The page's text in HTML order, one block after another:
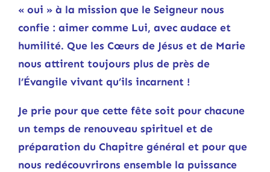
« oui » à la mission que le Seigneur nous
confie : aimer comme Lui, avec audace et
humilité. Que les Cœurs de Jésus et de Marie
nous attirent toujours plus de près de
l’Évangile vivant qu’ils incarnent !
Je prie pour que cette fête soit pour chacune
un temps de renouveau spirituel et de
préparation du Chapitre général et pour que
nous redécouvrirons ensemble la puissance